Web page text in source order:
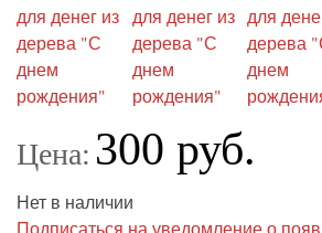
Цена: 300 руб.
Нет в наличии